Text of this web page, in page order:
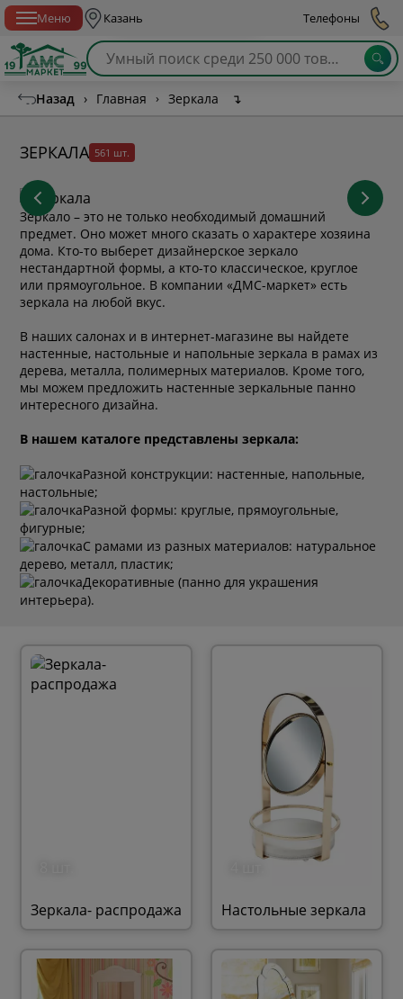
Меню Казань Телефоны
Назад › Главная › Зеркала ↴
ЗЕРКАЛА 561 шт.
Зеркало – это не только необходимый домашний
предмет. Оно может много сказать о характере хозяина
дома. Кто-то выберет дизайнерское зеркало
нестандартной формы, а кто-то классическое, круглое
или прямоугольное. В компании «ДМС-маркет» есть
зеркала на любой вкус.
В наших салонах и в интернет-магазине вы найдете
настенные, настольные и напольные зеркала в рамах из
дерева, металла, полимерных материалов. Кроме того,
мы можем предложить настенные зеркальные панно
интересного дизайна.
В нашем каталоге представлены зеркала:
Разной конструкции: настенные, напольные,
настольные;
Разной формы: круглые, прямоугольные,
фигурные;
С рамами из разных материалов: натуральное
дерево, металл, пластик;
Декоративные (панно для украшения
интерьера).
Зеркала- распродажа Настольные зеркала